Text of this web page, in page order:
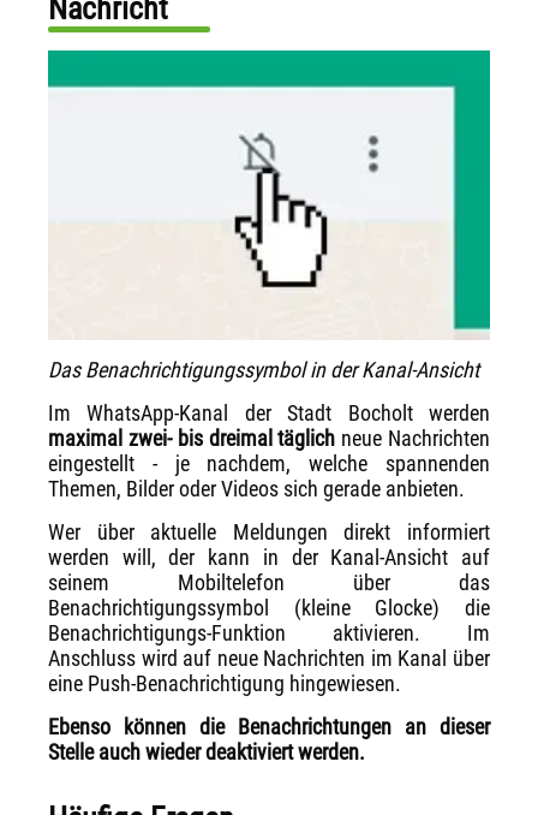
Nachricht
Das Benachrichtigungssymbol in der Kanal-Ansicht
Im WhatsApp-Kanal der Stadt Bocholt werden
maximal zwei- bis dreimal täglich neue Nachrichten
eingestellt - je nachdem, welche spannenden
Themen, Bilder oder Videos sich gerade anbieten.
Wer über aktuelle Meldungen direkt informiert
werden will, der kann in der Kanal-Ansicht auf
seinem Mobiltelefon über das
Benachrichtigungssymbol (kleine Glocke) die
Benachrichtigungs-Funktion aktivieren. Im
Anschluss wird auf neue Nachrichten im Kanal über
eine Push-Benachrichtigung hingewiesen.
Ebenso können die Benachrichtungen an dieser
Stelle auch wieder deaktiviert werden.